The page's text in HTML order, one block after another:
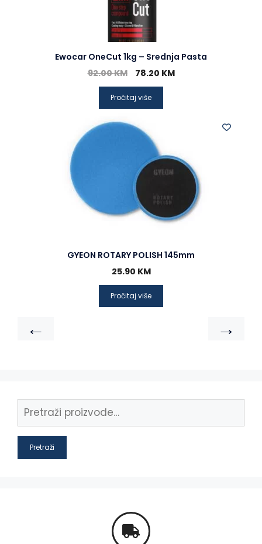
Ewocar OneCut 1kg – Srednja Pasta
92.00KM 78.20 KM
Pročitaj više
GYEON ROTARY POLISH 145mm
25.90 KM
Pročitaj više
← →
Pretraži